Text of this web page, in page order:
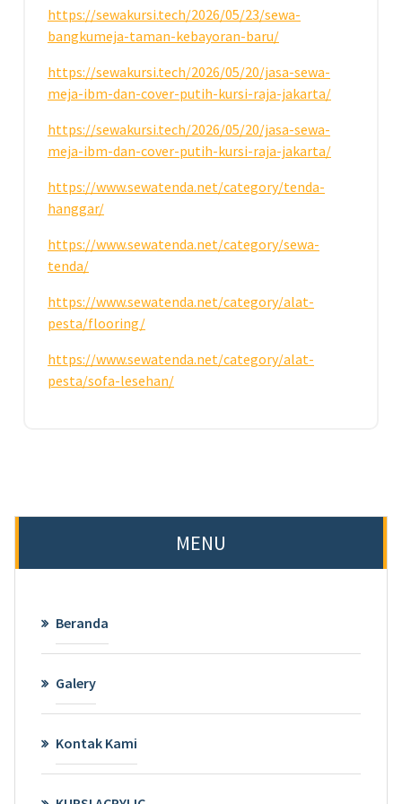
https://sewakursi.tech/2026/05/23/sewa-
bangkumeja-taman-kebayoran-baru/
https://sewakursi.tech/2026/05/20/jasa-sewa-
meja-ibm-dan-cover-putih-kursi-raja-jakarta/
https://sewakursi.tech/2026/05/20/jasa-sewa-
meja-ibm-dan-cover-putih-kursi-raja-jakarta/
https://www.sewatenda.net/category/tenda-
hanggar/
https://www.sewatenda.net/category/sewa-
tenda/
https://www.sewatenda.net/category/alat-
pesta/flooring/
https://www.sewatenda.net/category/alat-
pesta/sofa-lesehan/
MENU
Beranda
Galery
Kontak Kami